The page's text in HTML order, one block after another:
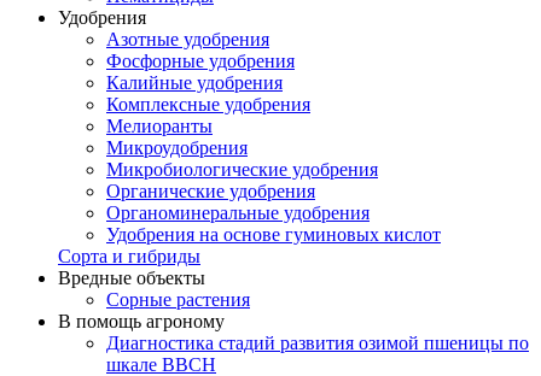
Удобрения
Азотные удобрения
Фосфорные удобрения
Калийные удобрения
Комплексные удобрения
Мелиоранты
Микроудобрения
Микробиологические удобрения
Органические удобрения
Органоминеральные удобрения
Удобрения на основе гуминовых кислот
Сорта и гибриды
Вредные объекты
Сорные растения
В помощь агроному
Диагностика стадий развития озимой пшеницы по
шкале ВВСН